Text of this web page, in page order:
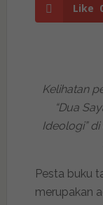
Like
Kelihatan
“Dua
Ideologi”
Pesta buku
merupakan